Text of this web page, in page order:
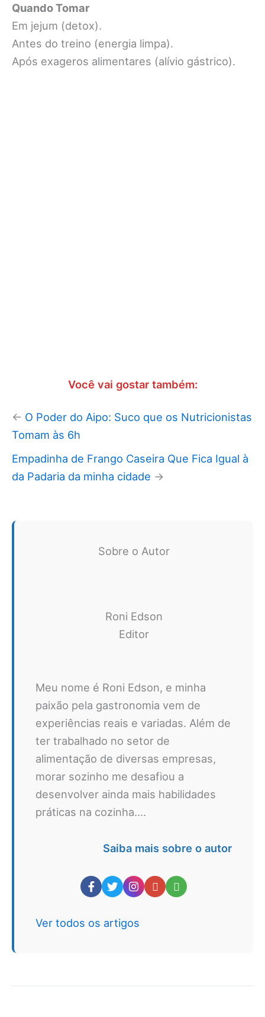
Quando Tomar
Em jejum (detox).
Antes do treino (energia limpa).
Após exageros alimentares (alívio gástrico).
Você vai gostar também:
← O Poder do Aipo: Suco que os Nutricionistas
Tomam às 6h
Empadinha de Frango Caseira Que Fica Igual à
da Padaria da minha cidade →
Sobre o Autor
Roni Edson
Editor
Meu nome é Roni Edson, e minha
paixão pela gastronomia vem de
experiências reais e variadas. Além de
ter trabalhado no setor de
alimentação de diversas empresas,
morar sozinho me desafiou a
desenvolver ainda mais habilidades
práticas na cozinha....
Saiba mais sobre o autor
Ver todos os artigos